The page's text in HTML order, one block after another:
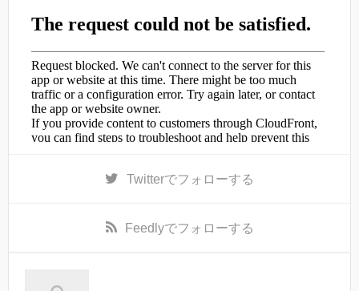
Twitterでフォローする
Feedlyでフォローする